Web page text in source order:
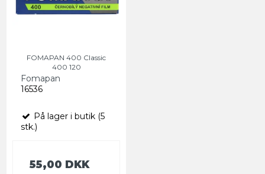
FOMAPAN 400 Classic
400 120
Fomapan
16536
På lager i butik (5
stk.)
55,00 DKK